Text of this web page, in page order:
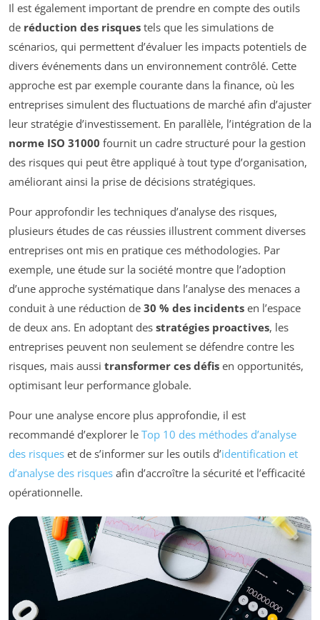
Il est également important de prendre en compte des outils
de réduction des risques tels que les simulations de
scénarios, qui permettent d’évaluer les impacts potentiels de
divers événements dans un environnement contrôlé. Cette
approche est par exemple courante dans la finance, où les
entreprises simulent des fluctuations de marché afin d’ajuster
leur stratégie d’investissement. En parallèle, l’intégration de la
norme ISO 31000 fournit un cadre structuré pour la gestion
des risques qui peut être appliqué à tout type d’organisation,
améliorant ainsi la prise de décisions stratégiques.
Pour approfondir les techniques d’analyse des risques,
plusieurs études de cas réussies illustrent comment diverses
entreprises ont mis en pratique ces méthodologies. Par
exemple, une étude sur la société montre que l’adoption
d’une approche systématique dans l’analyse des menaces a
conduit à une réduction de 30 % des incidents en l’espace
de deux ans. En adoptant des stratégies proactives, les
entreprises peuvent non seulement se défendre contre les
risques, mais aussi transformer ces défis en opportunités,
optimisant leur performance globale.
Pour une analyse encore plus approfondie, il est
recommandé d’explorer le Top 10 des méthodes d’analyse
des risques et de s’informer sur les outils d’identification et
d’analyse des risques afin d’accroître la sécurité et l’efficacité
opérationnelle.